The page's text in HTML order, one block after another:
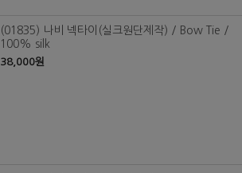
(01835) 나비 넥타이(실크원단제작) / Bow Tie /
100% silk
38,000원